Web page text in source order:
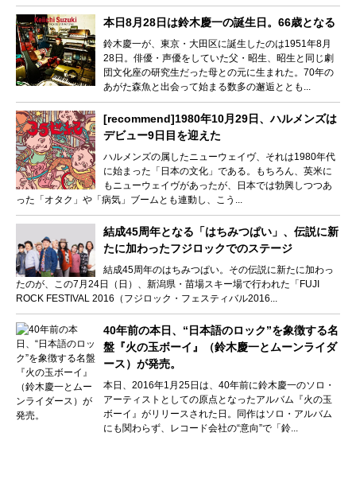
本日8月28日は鈴木慶一の誕生日。66歳となる
鈴木慶一が、東京・大田区に誕生したのは1951年8月
28日。俳優・声優をしていた父・昭生、昭生と同じ劇
団文化座の研究生だった母との元に生まれた。70年の
あがた森魚と出会って始まる数多の邂逅ととも...
[recommend]1980年10月29日、ハルメンズは
デビュー9日目を迎えた
ハルメンズの属したニューウェイヴ、それは1980年代
に始まった「日本の文化」である。もちろん、英米に
もニューウェイヴがあったが、日本では勃興しつつあ
った「オタク」や「病気」ブームとも連動し、こう...
結成45周年となる「はちみつぱい」、伝説に新
たに加わったフジロックでのステージ
結成45周年のはちみつぱい。その伝説に新たに加わっ
たのが、この7月24日（日）、新潟県・苗場スキー場で行われた「FUJI
ROCK FESTIVAL 2016（フジロック・フェスティバル2016...
40年前の本日、“日本語のロック”を象徴する名
盤『火の玉ボーイ』（鈴木慶一とムーンライダ
ース）が発売。
本日、2016年1月25日は、40年前に鈴木慶一のソロ・
アーティストとしての原点となったアルバム『火の玉
ボーイ』がリリースされた日。同作はソロ・アルバム
にも関わらず、レコード会社の“意向”で「鈴...